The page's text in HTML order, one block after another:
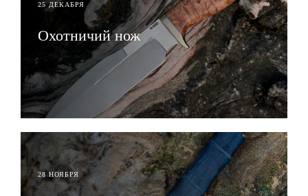
25 ДЕКАБРЯ
Охотничий нож
ЧИТАТЬ
28 НОЯБРЯ